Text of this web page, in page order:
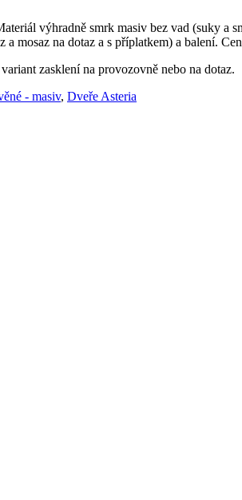
výhradně smrk masiv bez vad (suky a
mosaz na dotaz a s příplatkem) a balení.
zasklení na provozovně nebo na dotaz.
- masiv, Dveře Asteria